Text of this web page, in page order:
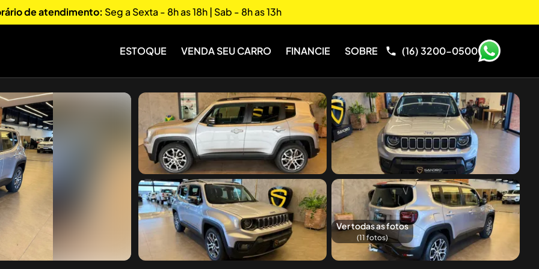
de atendimento: Seg a Sexta - 8h as 18h | Sab - 8h as 13h
ESTOQUE VENDA SEU CARRO FINANCIE SOBRE (16) 3200-0500
Ver todas as fotos
(11fotos)